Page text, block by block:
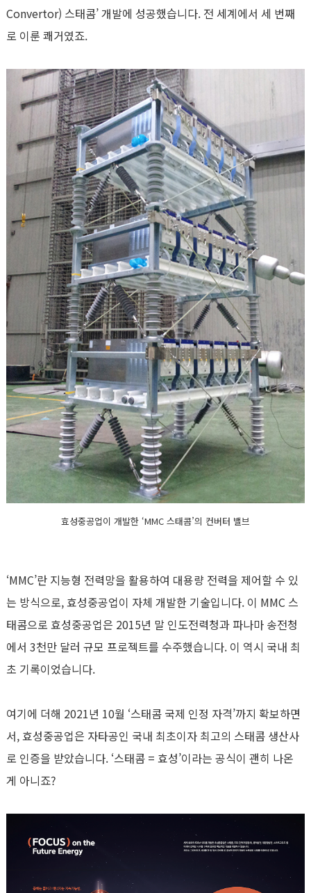
Convertor) 스태콤’ 개발에 성공했습니다. 전 세계에서 세 번째
로 이룬 쾌거였죠.
효성중공업이 개발한 ‘MMC 스태콤’의 컨버터 밸브
‘MMC’란 지능형 전력망을 활용하여 대용량 전력을 제어할 수 있
는 방식으로, 효성중공업이 자체 개발한 기술입니다. 이 MMC 스
태콤으로 효성중공업은 2015년 말 인도전력청과 파나마 송전청
에서 3천만 달러 규모 프로젝트를 수주했습니다. 이 역시 국내 최
초 기록이었습니다.
여기에 더해 2021년 10월 ‘스태콤 국제 인정 자격’까지 확보하면
서, 효성중공업은 자타공인 국내 최초이자 최고의 스태콤 생산사
로 인증을 받았습니다. ‘스태콤 = 효성’이라는 공식이 괜히 나온
게 아니죠?